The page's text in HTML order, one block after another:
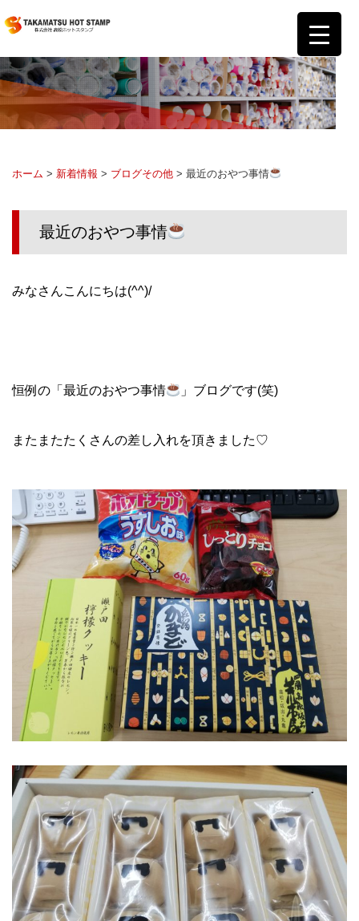
ホーム > 新着情報 > ブログその他 > 最近のおやつ事情
最近のおやつ事情
みなさんこんにちは(^^)/
恒例の「最近のおやつ事情 」ブログです(笑)
またまたたくさんの差し入れを頂きました♡